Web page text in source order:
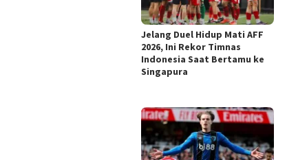
Jelang Duel Hidup Mati AFF
2026, Ini Rekor Timnas
Indonesia Saat Bertamu ke
Singapura